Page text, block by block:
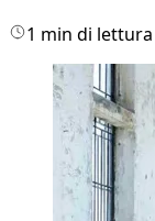
1 min di lettura